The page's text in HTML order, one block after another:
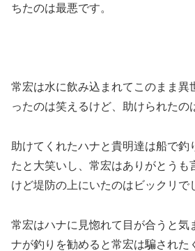
ちたのは最悪です。
常宏は水に飲み込まれてこのまま異
ったのは笑えるけど、助けられたの
助けてくれたハナと貴明達は船で釣
たと大笑いし、常宏はありがとうも
けど堤防の上にいたのはビックリで
常宏はハナに見惚れて目が合うと気
ナが釣りを勧めると常宏は騙された